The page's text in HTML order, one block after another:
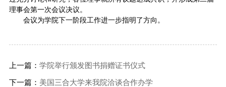
理事会第一次会议决议。
会议为学院下一阶段工作进一步指明了方向。
上一篇： 学院举行颁发图书捐赠证书仪式
下一篇： 美国三合大学来我院洽谈合作办学